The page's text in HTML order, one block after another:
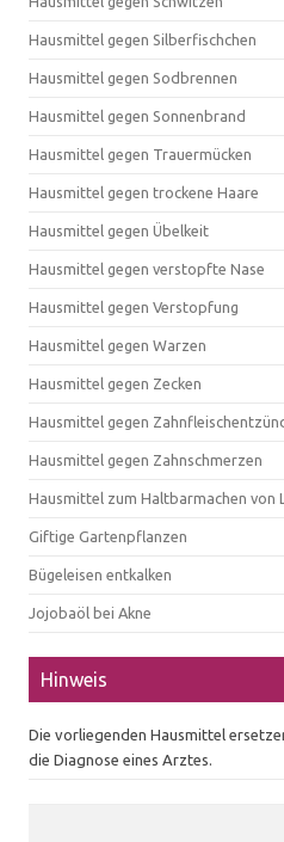
Hausmittel gegen Silberfischchen
Hausmittel gegen Sodbrennen
Hausmittel gegen Sonnenbrand
Hausmittel gegen Trauermücken
Hausmittel gegen trockene Haare
Hausmittel gegen Übelkeit
Hausmittel gegen verstopfte Nase
Hausmittel gegen Verstopfung
Hausmittel gegen Warzen
Hausmittel gegen Zecken
Hausmittel gegen
Hausmittel gegen Zahnschmerzen
Hausmittel zum Haltbarmachen von
Giftige Gartenpflanzen
Bügeleisen entkalken
Jojobaöl bei Akne
Hinweis
Die vorliegenden Hausmittel
die Diagnose eines Arztes.